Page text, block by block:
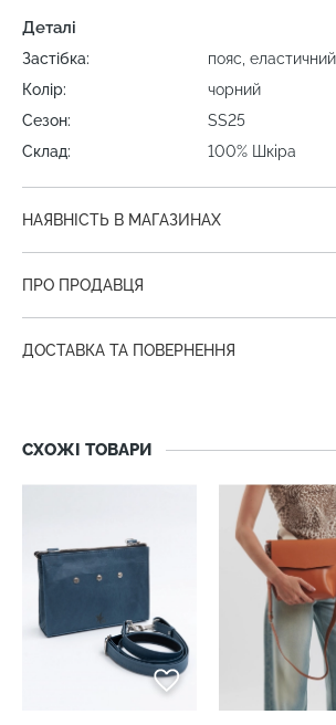
Деталі
Застібка:
пояс,
Колір:
чорний
Сезон:
SS25
Склад:
100% Шкіра
НАЯВНІСТЬ В МАГАЗИНАХ
ПРО ПРОДАВЦЯ
ДОСТАВКА ТА ПОВЕРНЕННЯ
СХОЖІ ТОВАРИ